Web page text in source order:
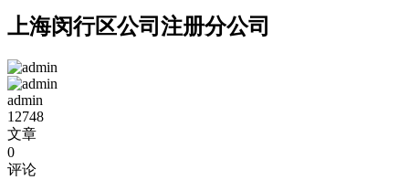
上海闵行区公司注册分公司
admin
12748
文章
0
评论